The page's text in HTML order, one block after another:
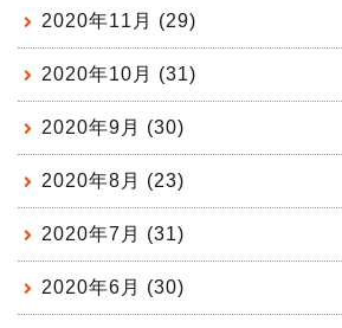
2020年11月 (29)
2020年10月 (31)
2020年9月 (30)
2020年8月 (23)
2020年7月 (31)
2020年6月 (30)